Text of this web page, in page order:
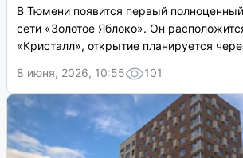
В Тюмени появится первый
сети «Золотое Яблоко». Он
«Кристалл», открытие планируется
8 июня, 2026, 10:55
101